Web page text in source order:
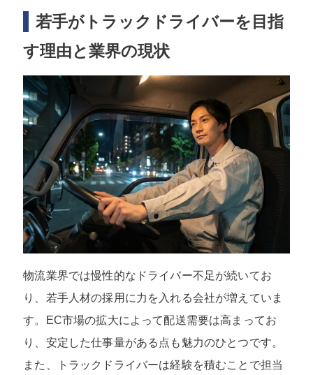
若手がトラックドライバーを目指
す理由と業界の現状
物流業界では慢性的なドライバー不足が続いてお
り、若手人材の採用に力を入れる会社が増えていま
す。EC市場の拡大によって配送需要は高まってお
り、安定した仕事量がある点も魅力のひとつです。
また、トラックドライバーは経験を積むことで担当